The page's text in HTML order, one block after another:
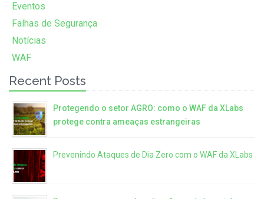
Eventos
Falhas de Segurança
Notícias
WAF
Recent Posts
Protegendo o setor AGRO: como o WAF da XLabs
protege contra ameaças estrangeiras
Prevenindo Ataques de Dia Zero com o WAF da XLabs